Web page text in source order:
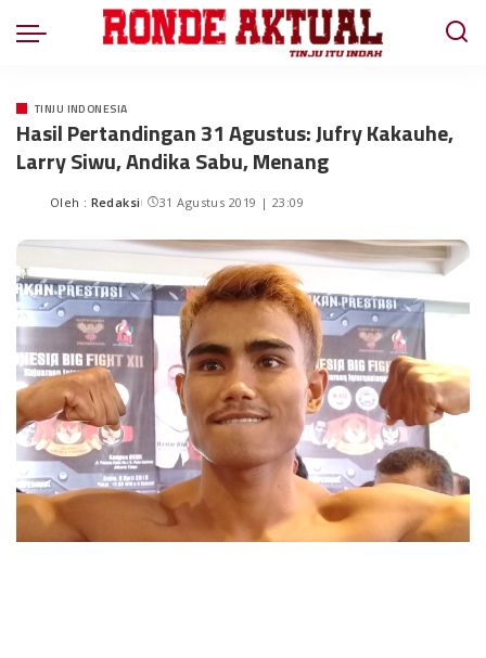
TINJU INDONESIA
Hasil Pertandingan 31 Agustus: Jufry Kakauhe,
Larry Siwu, Andika Sabu, Menang
Oleh : Redaksi 31 Agustus 2019 | 23:09